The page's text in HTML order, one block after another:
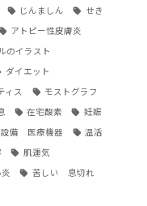
じんましん せき
アトピー性皮膚炎
のイラスト
ダイエット
ィス モストグラフ
在宅酸素 妊娠
備 医療機器 温活
肌運気
苦しい 息切れ